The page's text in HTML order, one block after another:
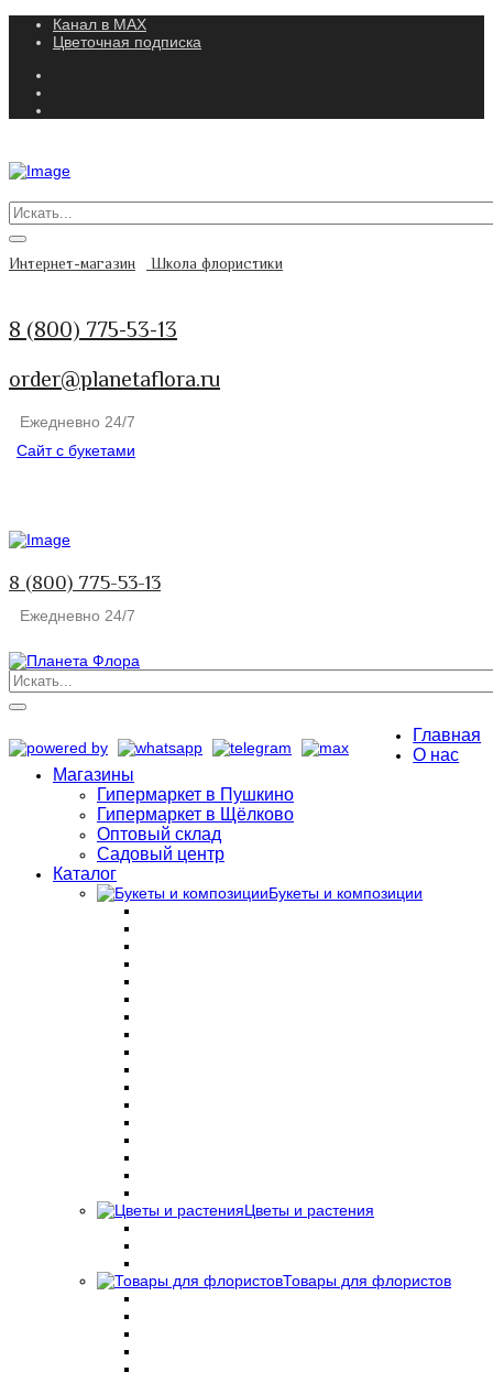
Канал в MAX
Цветочная подписка
Интернет-магазин Школа флористики
8 (800) 775-53-13
order@planetaflora.ru
Ежедневно 24/7
Сайт с букетами
8 (800) 775-53-13
Ежедневно 24/7
Главная
О нас
Магазины
Гипермаркет в Пушкино
Гипермаркет в Щёлково
Оптовый склад
Садовый центр
Каталог
Букеты и композиции
Цветы и растения
Товары для флористов